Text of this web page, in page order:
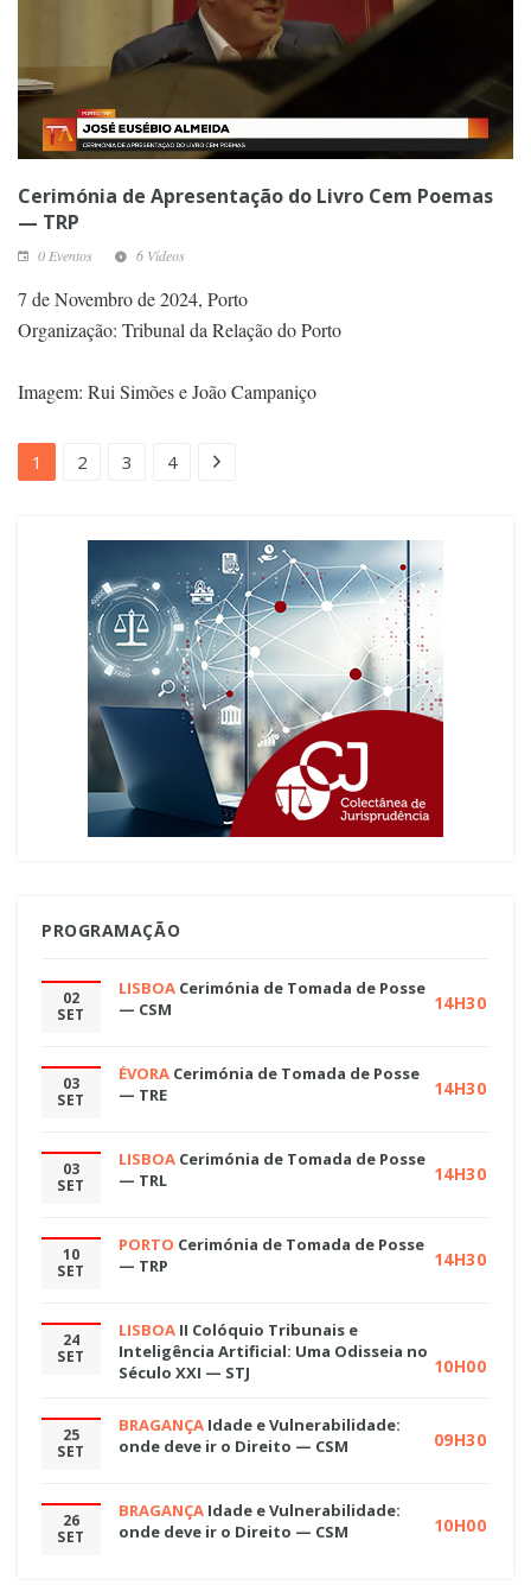
Cerimónia de Apresentação do Livro Cem Poemas
— TRP
0 Eventos 6 Vídeos
7 de Novembro de 2024, Porto
Organização: Tribunal da Relação do Porto
Imagem: Rui Simões e João Campaniço
1 2 3 4
PROGRAMAÇÃO
02
SET
LISBOA Cerimónia de Tomada de Posse
— CSM
14H30
03
SET
ÉVORA Cerimónia de Tomada de Posse
— TRE
14H30
03
SET
LISBOA Cerimónia de Tomada de Posse
— TRL
14H30
10
SET
PORTO Cerimónia de Tomada de Posse
— TRP
14H30
24
SET
LISBOA II Colóquio Tribunais e
Inteligência Artificial: Uma Odisseia no
Século XXI — STJ
10H00
25
SET
BRAGANÇA Idade e Vulnerabilidade:
onde deve ir o Direito — CSM
09H30
26
SET
BRAGANÇA Idade e Vulnerabilidade:
onde deve ir o Direito — CSM
10H00